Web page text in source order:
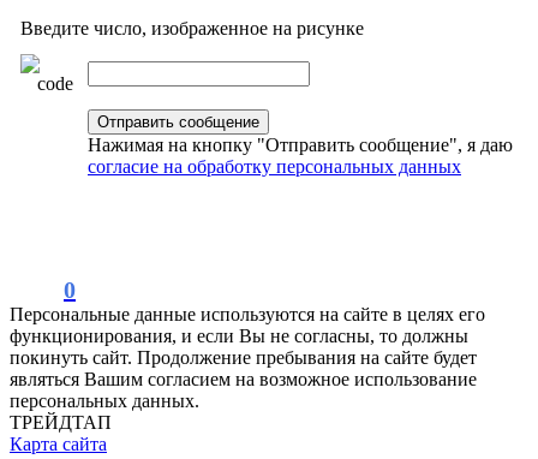
Введите число, изображенное на рисунке
Нажимая на кнопку "Отправить сообщение", я даю
согласие на обработку персональных данных
0
Персональные данные используются на сайте в целях его
функционирования, и если Вы не согласны, то должны
покинуть сайт. Продолжение пребывания на сайте будет
являться Вашим согласием на возможное использование
персональных данных.
ТРЕЙДТАП
Карта сайта